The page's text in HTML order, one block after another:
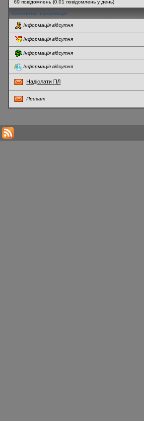
69 повідомлень (0.01 повідомлень у день)
Контактна інформація
Інформація відсутня
Інформація відсутня
Інформація відсутня
Інформація відсутня
Надіслати ПЛ
Приват